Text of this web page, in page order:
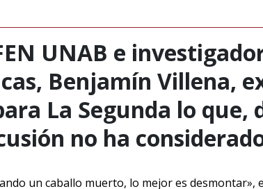
UNAB e
Benjamín Villena,
La Segunda lo que,
no ha
un caballo muerto, lo mejor es desmontar»,